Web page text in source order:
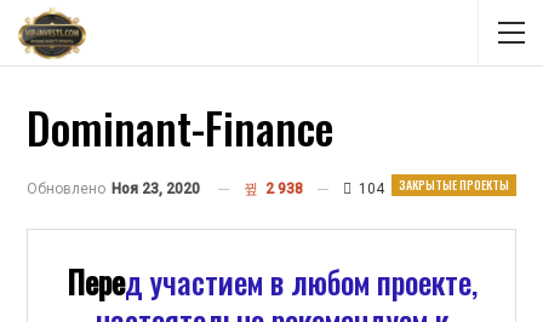
Dominant-Finance
ЗАКРЫТЫЕ ПРОЕКТЫ
Обновлено Ноя 23, 2020 2 938 104
Перед участием в любом проекте,